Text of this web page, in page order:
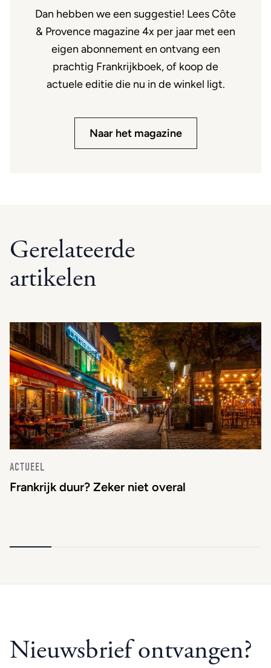
Dan hebben we een suggestie! Lees Côte
& Provence magazine 4x per jaar met een
eigen abonnement en ontvang een
prachtig Frankrijkboek, of koop de
actuele editie die nu in de winkel ligt.
Naar het magazine
Gerelateerde
artikelen
ACTUEEL
Frankrijk duur? Zeker niet overal
Nieuwsbrief ontvangen?